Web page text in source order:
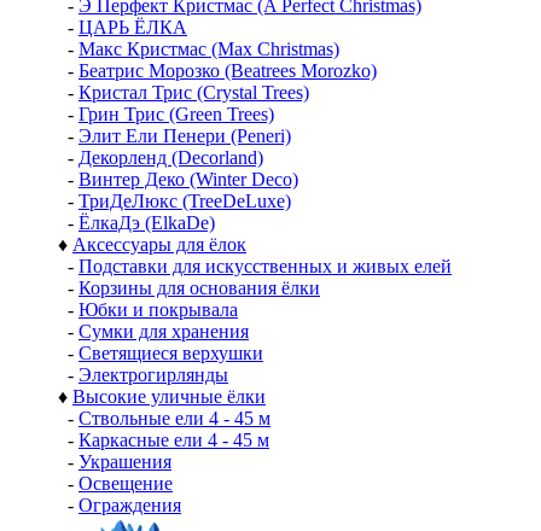
- Э Перфект Кристмас (A Perfect Christmas)
- ЦАРЬ ЁЛКА
- Макс Кристмас (Max Christmas)
- Беатрис Морозко (Beatrees Morozko)
- Кристал Трис (Crystal Trees)
- Грин Трис (Green Trees)
- Элит Ели Пенери (Peneri)
- Декорленд (Decorland)
- Винтер Деко (Winter Deco)
- ТриДеЛюкс (TreeDeLuxe)
- ЁлкаДэ (ElkaDe)
♦ Аксессуары для ёлок
- Подставки для искусственных и живых елей
- Корзины для основания ёлки
- Юбки и покрывала
- Сумки для хранения
- Светящиеся верхушки
- Электрогирлянды
♦ Высокие уличные ёлки
- Ствольные ели 4 - 45 м
- Каркасные ели 4 - 45 м
- Украшения
- Освещение
- Ограждения